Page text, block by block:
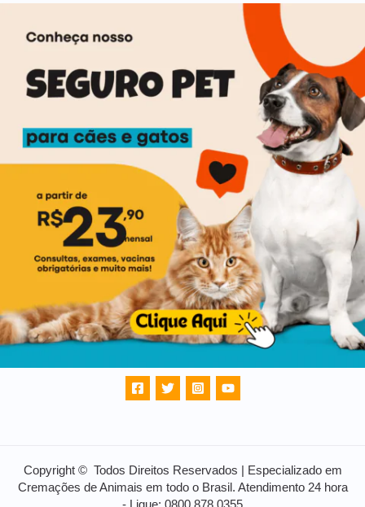
Copyright © Todos Direitos Reservados | Especializado em
Cremações de Animais em todo o Brasil. Atendimento 24 hora
- Ligue: 0800 878 0355